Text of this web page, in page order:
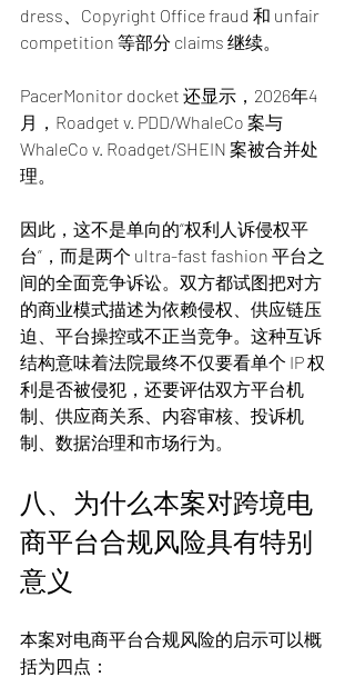
dress、Copyright Office fraud 和 unfair
competition 等部分 claims 继续。
PacerMonitor docket 还显示，2026年4
月，Roadget v. PDD/WhaleCo 案与
WhaleCo v. Roadget/SHEIN 案被合并处
理。
因此，这不是单向的“权利人诉侵权平
台”，而是两个 ultra-fast fashion 平台之
间的全面竞争诉讼。双方都试图把对方
的商业模式描述为依赖侵权、供应链压
迫、平台操控或不正当竞争。这种互诉
结构意味着法院最终不仅要看单个 IP 权
利是否被侵犯，还要评估双方平台机
制、供应商关系、内容审核、投诉机
制、数据治理和市场行为。
八、为什么本案对跨境电
商平台合规风险具有特别
意义
本案对电商平台合规风险的启示可以概
括为四点：